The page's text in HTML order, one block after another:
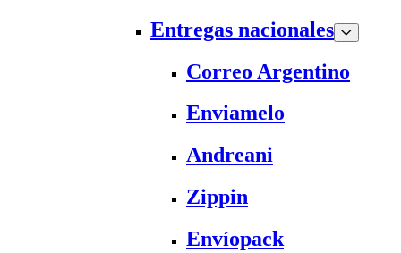
Entregas nacionales
Correo Argentino
Enviamelo
Andreani
Zippin
Envíopack